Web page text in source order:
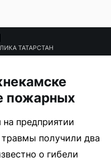
ТАТАРСТАН
пожарных
предприятии
получили два
о гибели